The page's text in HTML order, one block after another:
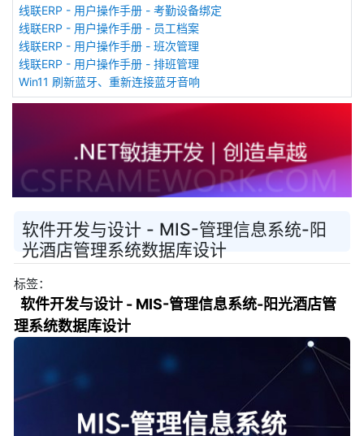
线联ERP - 用户操作手册 - 考勤设备绑定
线联ERP - 用户操作手册 - 员工档案
线联ERP - 用户操作手册 - 班次管理
线联ERP - 用户操作手册 - 排班管理
Win11 刷新蓝牙、重新连接蓝牙音响
软件开发与设计 - MIS-管理信息系统-阳
光酒店管理系统数据库设计
标签：
软件开发与设计 - MIS-管理信息系统-阳光酒店管
理系统数据库设计